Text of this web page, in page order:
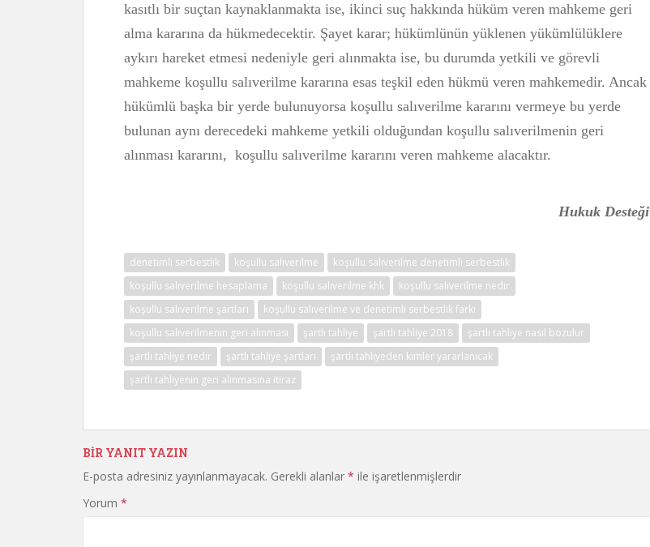
kasıtlı bir suçtan kaynaklanmakta ise, ikinci suç hakkında hüküm veren mahkeme geri
alma kararına da hükmedecektir. Şayet karar; hükümlünün yüklenen yükümlülüklere
aykırı hareket etmesi nedeniyle geri alınmakta ise, bu durumda yetkili ve görevli
mahkeme koşullu salıverilme kararına esas teşkil eden hükmü veren mahkemedir. Ancak
hükümlü başka bir yerde bulunuyorsa koşullu salıverilme kararını vermeye bu yerde
bulunan aynı derecedeki mahkeme yetkili olduğundan koşullu salıverilmenin geri
alınması kararını, koşullu salıverilme kararını veren mahkeme alacaktır.
Hukuk Desteği
denetimli serbestlik koşullu salıverilme
koşullu salıverilme denetimli serbestlik
koşullu salıverilme hesaplama
koşullu salıverilme khk
koşullu salıverilme nedir
koşullu salıverilme şartları
koşullu salıverilme ve denetimli serbestlik farkı
koşullu salıverilmenin geri alınması
şartlı tahliye şartlı tahliye 2018
şartlı tahliye nasıl bozulur
şartlı tahliye nedir
şartlı tahliye şartları
şartlı tahliyeden kimler yararlanıcak
şartlı tahliyenin geri alınmasına itiraz
BIR YANIT YAZIN
E-posta adresiniz yayınlanmayacak. Gerekli alanlar * ile işaretlenmişlerdir
Yorum *